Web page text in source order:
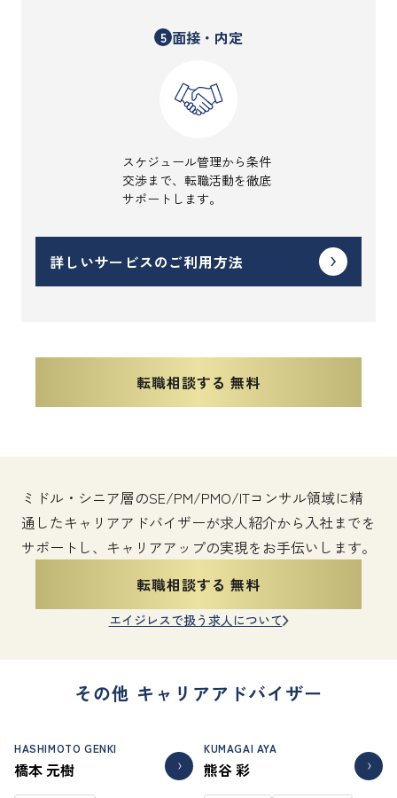
5 面接・内定
スケジュール管理から条件
交渉まで、転職活動を徹底
サポートします。
詳しいサービスのご利用方法
転職相談する 無料
ミドル・シニア層のSE/PM/PMO/ITコンサル領域に精
通したキャリアアドバイザーが求人紹介から入社までを
サポートし、キャリアアップの実現をお手伝いします。
転職相談する 無料
エイジレスで扱う求人について
その他 キャリアアドバイザー
HASHIMOTO GENKI
橋本 元樹
KUMAGAI AYA
熊谷 彩